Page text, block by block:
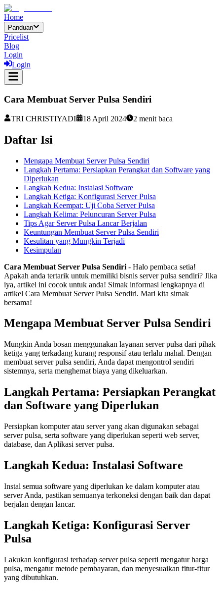
Home
Panduan
Pricelist
Blog
Login
Login
Cara Membuat Server Pulsa Sendiri
TRI CHRISTIYADI 18 April 2024 2 menit baca
Daftar Isi
Mengapa Membuat Server Pulsa Sendiri
Langkah Pertama: Persiapkan Perangkat dan Software yang
Diperlukan
Langkah Kedua: Instalasi Software
Langkah Ketiga: Konfigurasi Server Pulsa
Langkah Keempat: Uji Coba Server Pulsa
Langkah Kelima: Peluncuran Server Pulsa
Tips Agar Server Pulsa Lancar Berjalan
Keuntungan Membuat Server Pulsa Sendiri
Kesulitan yang Mungkin Terjadi
Kesimpulan
Cara Membuat Server Pulsa Sendiri - Halo pembaca setia!
Apakah anda tertarik untuk memiliki bisnis server pulsa sendiri? Jika
iya, artikel ini cocok untuk anda! Simak informasi lengkapnya di
artikel Cara Membuat Server Pulsa Sendiri. Mari kita simak
bersama!
Mengapa Membuat Server Pulsa Sendiri
Mungkin Anda bosan menggunakan layanan server pulsa dari pihak
ketiga yang terkadang kurang responsif atau terlalu mahal. Dengan
membuat server pulsa sendiri, Anda dapat mengontrol sendiri
sistemnya, serta menghemat biaya yang dikeluarkan.
Langkah Pertama: Persiapkan Perangkat
dan Software yang Diperlukan
Persiapkan komputer atau server yang akan digunakan sebagai
server pulsa, serta software yang diperlukan seperti web server,
database, dan Aplikasi server pulsa.
Langkah Kedua: Instalasi Software
Instal semua software yang diperlukan ke dalam komputer atau
server Anda, pastikan semuanya terkoneksi dengan baik dan dapat
berjalan dengan lancar.
Langkah Ketiga: Konfigurasi Server
Pulsa
Lakukan konfigurasi terhadap server pulsa seperti mengatur harga
pulsa, mengatur metode pembayaran, dan menyesuaikan fitur-fitur
yang dibutuhkan.